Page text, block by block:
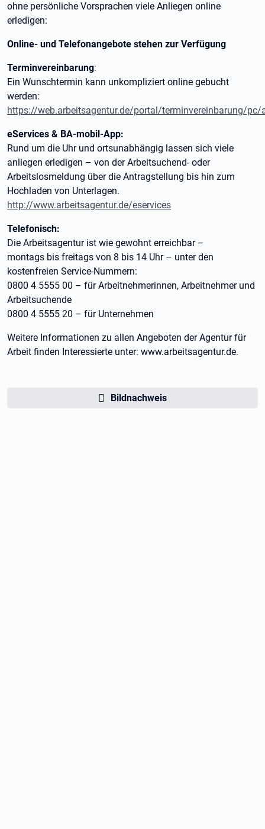
ohne persönliche Vorsprachen viele Anliegen online
erledigen:
Online- und Telefonangebote stehen zur Verfügung
Terminvereinbarung:
Ein Wunschtermin kann unkompliziert online gebucht
werden:
https://web.arbeitsagentur.de/portal/terminvereinbarung/
eServices & BA-mobil-App:
Rund um die Uhr und ortsunabhängig lassen sich viele
anliegen erledigen – von der Arbeitsuchend- oder
Arbeitslosmeldung über die Antragstellung bis hin zum
Hochladen von Unterlagen.
http://www.arbeitsagentur.de/eservices
Telefonisch:
Die Arbeitsagentur ist wie gewohnt erreichbar –
montags bis freitags von 8 bis 14 Uhr – unter den
kostenfreien Service-Nummern:
0800 4 5555 00 – für Arbeitnehmerinnen, Arbeitnehmer und
Arbeitsuchende
0800 4 5555 20 – für Unternehmen
Weitere Informationen zu allen Angeboten der Agentur für
Arbeit finden Interessierte unter: www.arbeitsagentur.de.
Bildnachweis